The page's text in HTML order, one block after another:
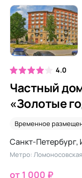
4.0
Частный
«Золотые
Петербурге
Временное
Санкт-Петербург,
Метро: Ломоносовская
от 1 000 ₽